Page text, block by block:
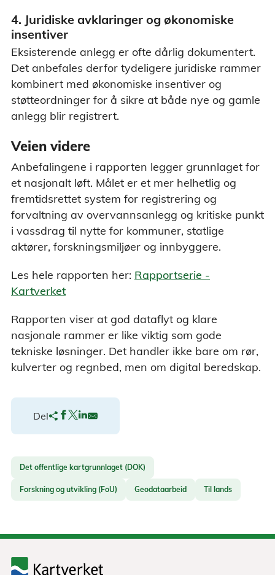
4. Juridiske avklaringer og økonomiske
insentiver
Eksisterende anlegg er ofte dårlig dokumentert.
Det anbefales derfor tydeligere juridiske rammer
kombinert med økonomiske insentiver og
støtteordninger for å sikre at både nye og gamle
anlegg blir registrert.
Veien videre
Anbefalingene i rapporten legger grunnlaget for
et nasjonalt løft. Målet er et mer helhetlig og
fremtidsrettet system for registrering og
forvaltning av overvannsanlegg og kritiske punkt
i vassdrag til nytte for kommuner, statlige
aktører, forskningsmiljøer og innbyggere.
Les hele rapporten her: Rapportserie -
Kartverket
Rapporten viser at god dataflyt og klare
nasjonale rammer er like viktig som gode
tekniske løsninger. Det handler ikke bare om rør,
kulverter og regnbed, men om digital beredskap.
Del
Det offentlige kartgrunnlaget (DOK)
Forskning og utvikling (FoU) Geodataarbeid Til lands